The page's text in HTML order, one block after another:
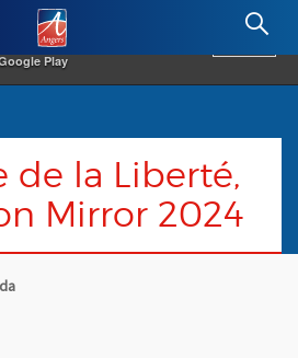
Play
Angers.fr : Retour à l'accueil
de la Liberté,
Mirror 2024